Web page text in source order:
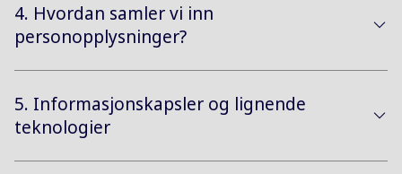
4. Hvordan samler vi inn
personopplysninger?
5. Informasjonskapsler og lignende
teknologier